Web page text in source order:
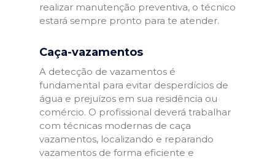
realizar manutenção preventiva, o técnico
estará sempre pronto para te atender.
Caça-vazamentos
A detecção de vazamentos é
fundamental para evitar desperdícios de
água e prejuízos em sua residência ou
comércio. O profissional deverá trabalhar
com técnicas modernas de caça
vazamentos, localizando e reparando
vazamentos de forma eficiente e